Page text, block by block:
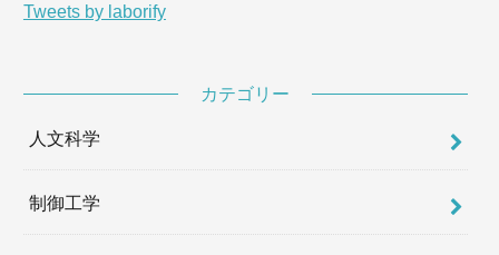
Tweets by laborify
カテゴリー
人文科学
制御工学